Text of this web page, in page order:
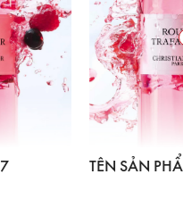
TÊN SẢN PHẨM 5